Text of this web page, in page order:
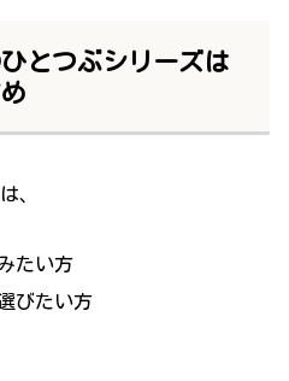
とつぶシリーズは
、
たい方
びたい方